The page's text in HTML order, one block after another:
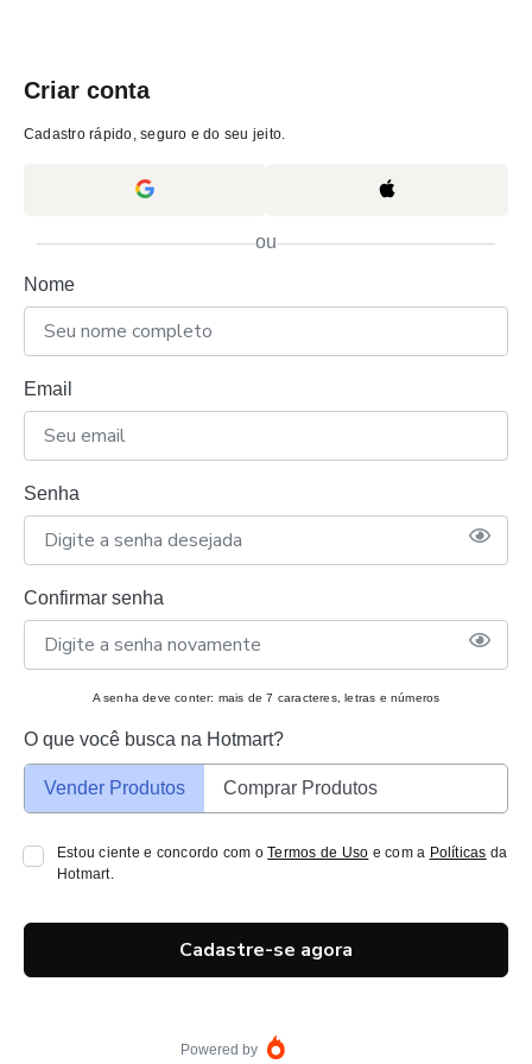
Criar conta
Cadastro rápido, seguro e do seu jeito.
ou
Nome
Email
Senha
Confirmar senha
A senha deve conter: mais de 7 caracteres, letras e números
O que você busca na Hotmart?
Vender Produtos Comprar Produtos
Estou ciente e concordo com oTermos de Uso e com a Políticas da
Hotmart.
Cadastre-se agora
Powered by